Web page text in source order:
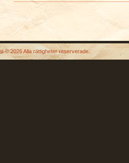
© 2026 Alla rättigheter reserverade.